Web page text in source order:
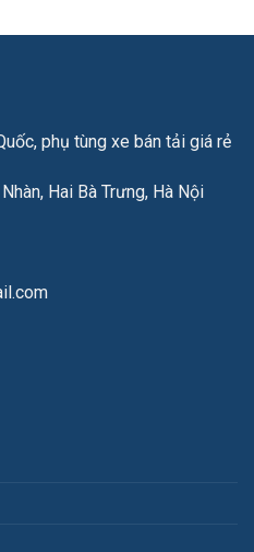
phụ tùng xe bán tải giá rẻ
Hai Bà Trưng, Hà Nội